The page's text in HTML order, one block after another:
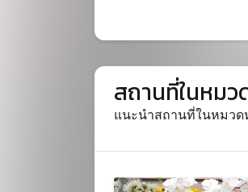
สถานที่ในหม
แนะนำสถานที่ในหมวด